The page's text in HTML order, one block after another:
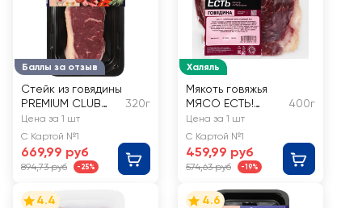
Баллы за отзыв
Стейк из говядины
PREMIUM CLUB
Стриплойн
Choice
320г
Цена за 1 шт
С Картой №1
669,99 руб
894,73 руб -25%
Халяль
Мякоть говяжья
МЯСО ЕСТЬ!
лопаточная
часть, бескостная
400г
Цена за 1 шт
С Картой №1
459,99 руб
574,63 руб -19%
4.4 4.6